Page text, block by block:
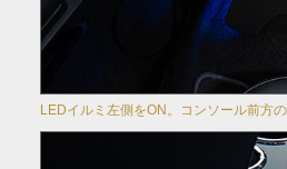
LEDイルミ左側をON。コンソール前方